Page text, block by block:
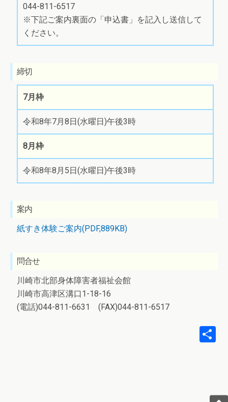
044-811-6517
※下記ご案内裏面の「申込書」を記入し送信して
ください。
締切
7月枠
令和8年7月8日(水曜日)午後3時
8月枠
令和8年8月5日(水曜日)午後3時
案内
紙すき体験ご案内(PDF,889KB)
問合せ
川崎市北部身体障害者福祉会館
川崎市高津区溝口1-18-16
(電話)044-811-6631 (FAX)044-811-6517